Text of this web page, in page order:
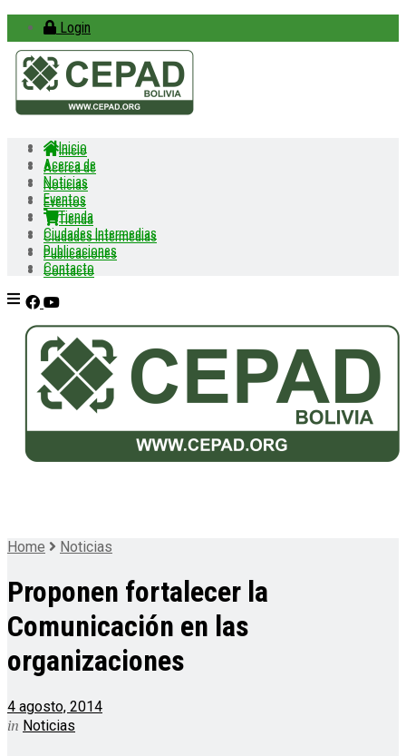
Login
Inicio
Acerca de
Noticias
Eventos
Tienda
Ciudades Intermedias
Publicaciones
Contacto
Inicio
Acerca de
Noticias
Eventos
Tienda
Ciudades Intermedias
Publicaciones
Contacto
Home Noticias
Proponen fortalecer la
Comunicación en las
organizaciones
4 agosto, 2014
in Noticias